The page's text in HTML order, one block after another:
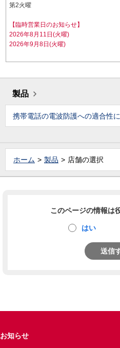
第2火曜
【臨時営業日のお知らせ】
2026年8月11日(火曜)
2026年9月8日(火曜)
製品
携帯電話の電波防護への適合性
ホーム 製品 店舗の選択
このページの情報は
はい
送信
お知らせ